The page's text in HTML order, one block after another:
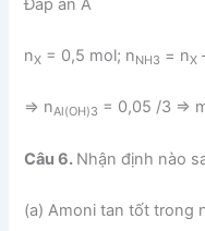
Đáp án A
nX = 0,5 mol; nNH3 = nX
⇒ nAl(OH)3 = 0,05 /3 ⇒
Câu 6. Nhận định nào
(a) Amoni tan tốt trong